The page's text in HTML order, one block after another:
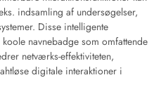
indsamling af undersøgelser,
Disse intelligente
navnebadge som omfattende
netværks-effektiviteten,
digitale interaktioner i